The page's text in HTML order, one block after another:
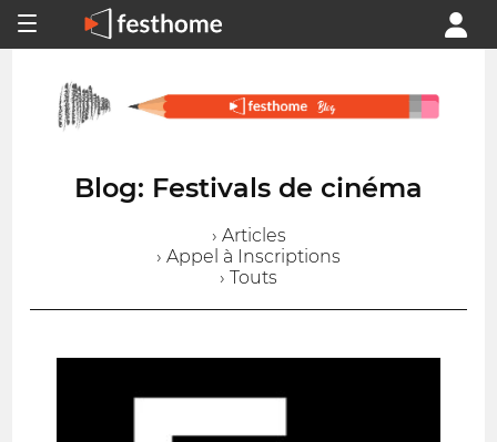
Blog: Festivals de cinéma
› Articles
› Appel à Inscriptions
› Touts